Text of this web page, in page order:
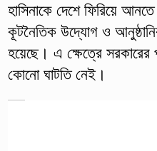
হাসিনাকে দেশে ফিরিয়ে
কূটনৈতিক উদ্যোগ ও
হয়েছে। এ ক্ষেত্রে
কোনো ঘাটতি নেই।